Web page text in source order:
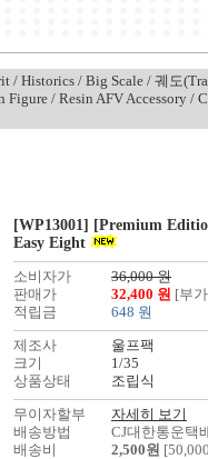
/ Historics / Big Scale / 궤도
Figure / Resin AFV Accessory /
[WP13001] [Premium
Easy Eight
소비자가
36,000 원
판매가
32,400 원 [부
적립금
648 원
제조사
울프팩
크기
1/35
상품상태
조립식
무이자할부
자세히 보기
배송방법
CJ대한통운택
배송비
2,500원